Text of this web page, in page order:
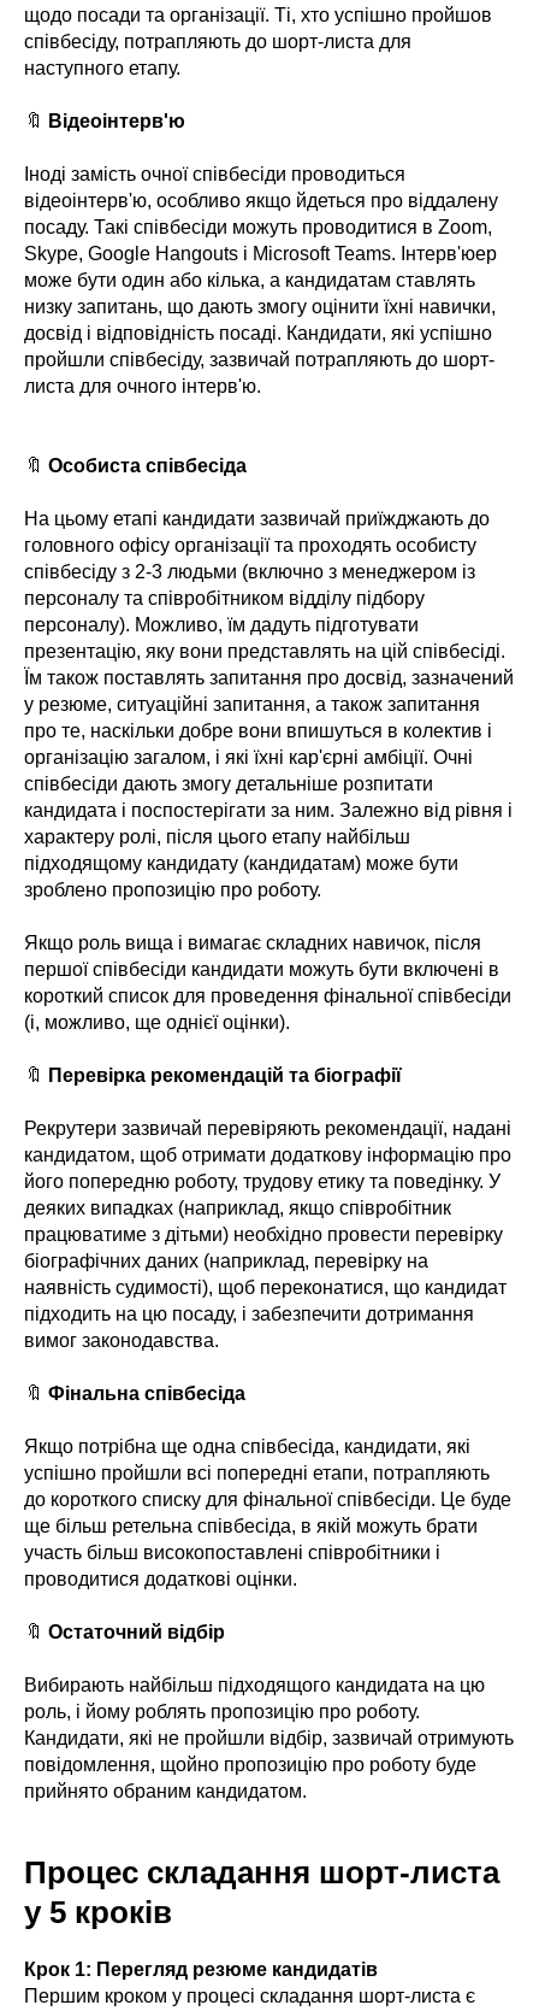
щодо посади та організації. Ті, хто успішно пройшов
співбесіду, потрапляють до шорт-листа для
наступного етапу.
🔖 Відеоінтерв'ю
Іноді замість очної співбесіди проводиться
відеоінтерв'ю, особливо якщо йдеться про віддалену
посаду. Такі співбесіди можуть проводитися в Zoom,
Skype, Google Hangouts і Microsoft Teams. Інтерв'юер
може бути один або кілька, а кандидатам ставлять
низку запитань, що дають змогу оцінити їхні навички,
досвід і відповідність посаді. Кандидати, які успішно
пройшли співбесіду, зазвичай потрапляють до шорт-
листа для очного інтерв'ю.
🔖 Особиста співбесіда
На цьому етапі кандидати зазвичай приїжджають до
головного офісу організації та проходять особисту
співбесіду з 2-3 людьми (включно з менеджером із
персоналу та співробітником відділу підбору
персоналу). Можливо, їм дадуть підготувати
презентацію, яку вони представлять на цій співбесіді.
Їм також поставлять запитання про досвід, зазначений
у резюме, ситуаційні запитання, а також запитання
про те, наскільки добре вони впишуться в колектив і
організацію загалом, і які їхні кар'єрні амбіції. Очні
співбесіди дають змогу детальніше розпитати
кандидата і поспостерігати за ним. Залежно від рівня і
характеру ролі, після цього етапу найбільш
підходящому кандидату (кандидатам) може бути
зроблено пропозицію про роботу.
Якщо роль вища і вимагає складних навичок, після
першої співбесіди кандидати можуть бути включені в
короткий список для проведення фінальної співбесіди
(і, можливо, ще однієї оцінки).
🔖 Перевірка рекомендацій та біографії
Рекрутери зазвичай перевіряють рекомендації, надані
кандидатом, щоб отримати додаткову інформацію про
його попередню роботу, трудову етику та поведінку. У
деяких випадках (наприклад, якщо співробітник
працюватиме з дітьми) необхідно провести перевірку
біографічних даних (наприклад, перевірку на
наявність судимості), щоб переконатися, що кандидат
підходить на цю посаду, і забезпечити дотримання
вимог законодавства.
🔖 Фінальна співбесіда
Якщо потрібна ще одна співбесіда, кандидати, які
успішно пройшли всі попередні етапи, потрапляють
до короткого списку для фінальної співбесіди. Це буде
ще більш ретельна співбесіда, в якій можуть брати
участь більш високопоставлені співробітники і
проводитися додаткові оцінки.
🔖 Остаточний відбір
Вибирають найбільш підходящого кандидата на цю
роль, і йому роблять пропозицію про роботу.
Кандидати, які не пройшли відбір, зазвичай отримують
повідомлення, щойно пропозицію про роботу буде
прийнято обраним кандидатом.
Процес складання шорт-листа
у 5 кроків
Крок 1: Перегляд резюме кандидатів
Першим кроком у процесі складання шорт-листа є